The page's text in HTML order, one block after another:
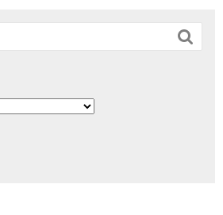
